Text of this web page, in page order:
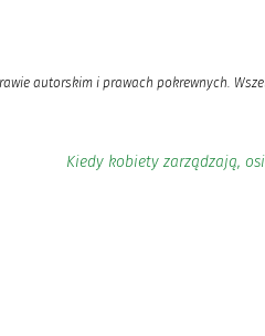
autorskim i prawach pokrewnych.
Kiedy kobiety zarządzają,